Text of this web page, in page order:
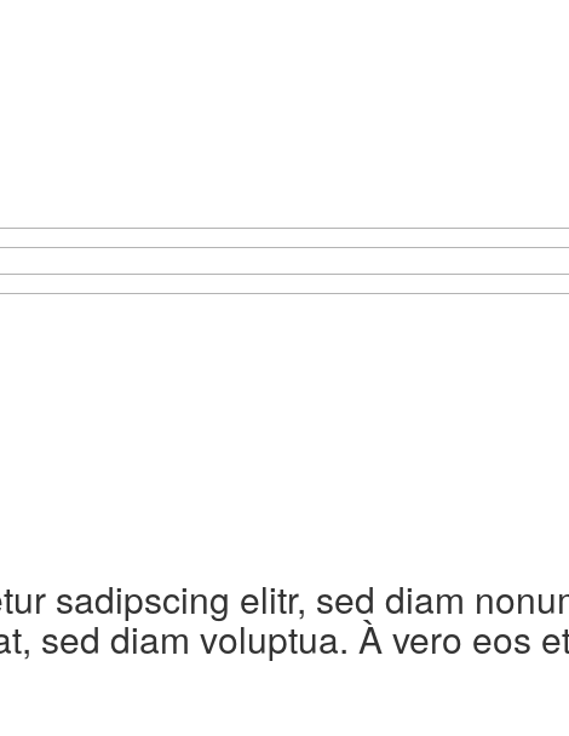
sadipscing elitr, sed diam
sed diam voluptua. À vero eos